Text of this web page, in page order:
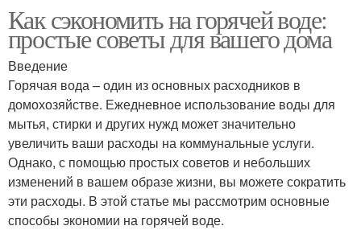
Как сэкономить на горячей воде:
простые советы для вашего дома
Введение
Горячая вода – один из основных расходников в
домохозяйстве. Ежедневное использование воды для
мытья, стирки и других нужд может значительно
увеличить ваши расходы на коммунальные услуги.
Однако, с помощью простых советов и небольших
изменений в вашем образе жизни, вы можете сократить
эти расходы. В этой статье мы рассмотрим основные
способы экономии на горячей воде.